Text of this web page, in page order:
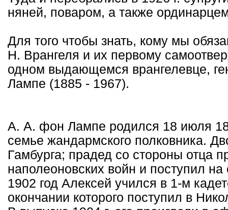
няней, поваром, а также
Для того чтобы знать, кому мы
Н. Врангеля и их первому
одном выдающемся врангелевце,
Лампе (1885 - 1967).
А. А. фон Лампе родился 18 июля
семье жандармского полковника.
Гамбурга; прадед со стороны отца
наполеоновских войн и поступил
1902 год Алексей учился в 1-м
окончании которого поступил в